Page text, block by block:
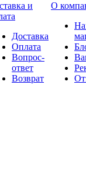
и
Доставка
Оплата
Вопрос-
ответ
Возврат
О